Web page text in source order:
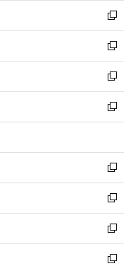
く
で
開
く
ド
ウ
で
開
く
ィ
ン
ド
ウ
で
開
く
し
い
ウ
ィ
ン
ド
ウ
で
開
新
し
い
ウ
ィ
ン
ド
ウ
開
く
新
し
い
ウ
ィ
ン
ウ
で
開
く
新
し
い
ウ
ン
ド
ウ
で
開
く
新
し
ウ
ィ
ン
ド
ウ
で
開
く
新
し
い
ウ
ィ
ン
ド
新
し
い
ウ
ィ
新
し
い
新